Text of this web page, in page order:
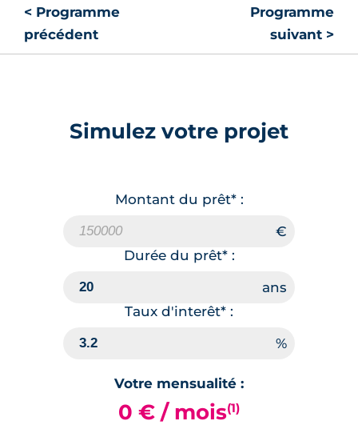
< Programme
précédent
Programme
suivant >
Simulez votre projet
Montant du prêt* :
Durée du prêt* :
Taux d'interêt* :
Votre mensualité :
0 € / mois(1)